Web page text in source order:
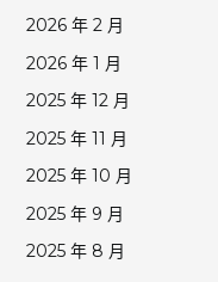
2026 年 2 月
2026 年 1 月
2025 年 12 月
2025 年 11 月
2025 年 10 月
2025 年 9 月
2025 年 8 月